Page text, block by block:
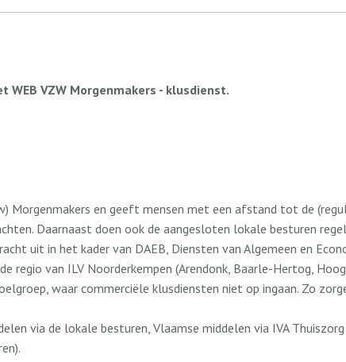
VZW Morgenmakers - klusdienst.
Morgenmakers en geeft mensen met een afstand tot de
Daarnaast doen ook de aangesloten lokale besturen
uit in het kader van DAEB, Diensten van Algemeen en
regio van ILV Noorderkempen (Arendonk, Baarle-Hertog,
waar commerciële klusdiensten niet op ingaan. Zo
via de lokale besturen, Vlaamse middelen via IVA